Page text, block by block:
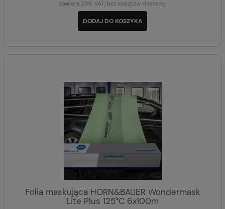
zawiera 23% VAT, bez kosztów dostawy
DODAJ DO KOSZYKA
Folia maskująca HORN&BAUER Wondermask
Lite Plus 125°C 6x100m